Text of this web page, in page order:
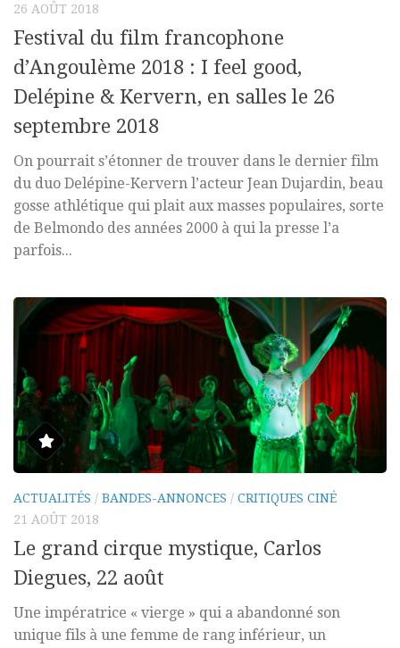
26 AOÛT 2018
Festival du film francophone
d’Angoulème 2018 : I feel good,
Delépine & Kervern, en salles le 26
septembre 2018
On pourrait s’étonner de trouver dans le dernier film
du duo Delépine-Kervern l’acteur Jean Dujardin, beau
gosse athlétique qui plait aux masses populaires, sorte
de Belmondo des années 2000 à qui la presse l’a
parfois...
ACTUALITÉS / BANDES-ANNONCES / CRITIQUES CINÉ
21 AOÛT 2018
Le grand cirque mystique, Carlos
Diegues, 22 août
Une impératrice « vierge » qui a abandonné son
unique fils à une femme de rang inférieur, un